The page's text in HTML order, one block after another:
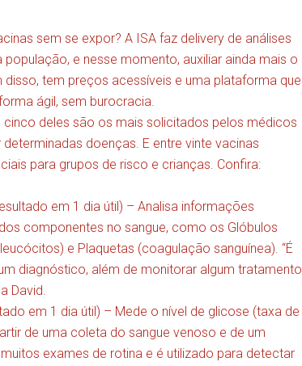
sem se expor? A ISA faz delivery de análises
e nesse momento, auxiliar ainda mais o
tem preços acessíveis e uma plataforma que
ágil, sem burocracia.
cinco deles são os mais solicitados pelos médicos
doenças. E entre vinte vacinas
para grupos de risco e crianças. Confira:
em 1 dia útil) – Analisa informações
componentes no sangue, como os Glóbulos
e Plaquetas (coagulação sanguínea). “É
diagnóstico, além de monitorar algum tratamento
David.
em 1 dia útil) – Mede o nível de glicose (taxa de
de uma coleta do sangue venoso e de um
exames de rotina e é utilizado para detectar